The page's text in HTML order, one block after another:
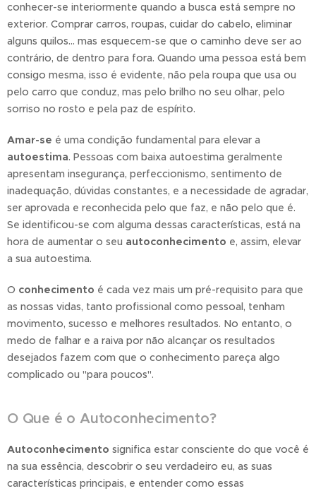
conhecer-se interiormente quando a busca está sempre no
exterior. Comprar carros, roupas, cuidar do cabelo, eliminar
alguns quilos... mas esquecem-se que o caminho deve ser ao
contrário, de dentro para fora. Quando uma pessoa está bem
consigo mesma, isso é evidente, não pela roupa que usa ou
pelo carro que conduz, mas pelo brilho no seu olhar, pelo
sorriso no rosto e pela paz de espírito.
Amar-se é uma condição fundamental para elevar a
autoestima. Pessoas com baixa autoestima geralmente
apresentam insegurança, perfeccionismo, sentimento de
inadequação, dúvidas constantes, e a necessidade de agradar,
ser aprovada e reconhecida pelo que faz, e não pelo que é.
Se identificou-se com alguma dessas características, está na
hora de aumentar o seu autoconhecimento e, assim, elevar
a sua autoestima.
O conhecimento é cada vez mais um pré-requisito para que
as nossas vidas, tanto profissional como pessoal, tenham
movimento, sucesso e melhores resultados. No entanto, o
medo de falhar e a raiva por não alcançar os resultados
desejados fazem com que o conhecimento pareça algo
complicado ou "para poucos".
O Que é o Autoconhecimento?
Autoconhecimento significa estar consciente do que você é
na sua essência, descobrir o seu verdadeiro eu, as suas
características principais, e entender como essas